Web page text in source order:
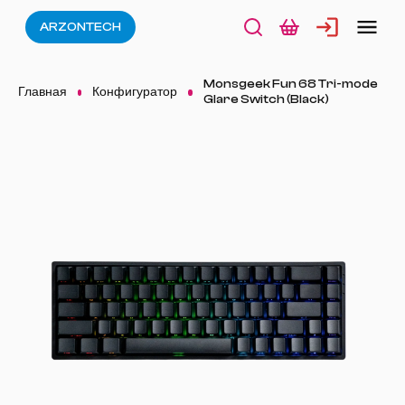
ARZONTECH
Главная Конфигуратор
Monsgeek Fun 68 Tri-mode
Glare Switch (Black)